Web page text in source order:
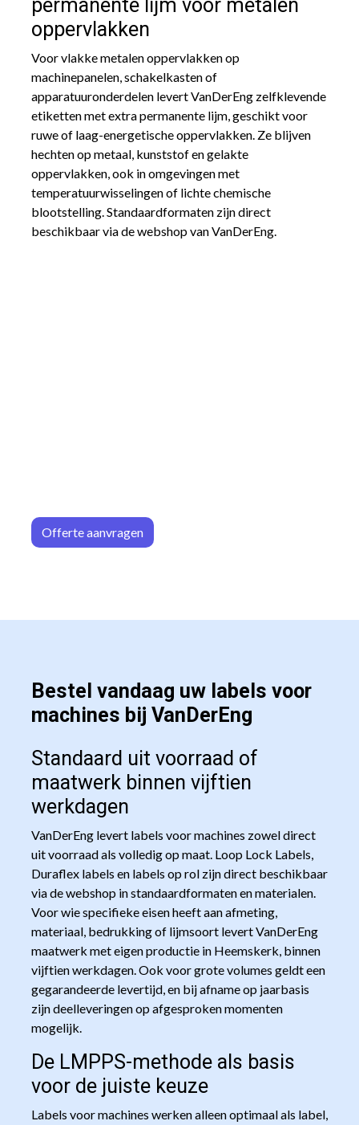
permanente lijm voor metalen
oppervlakken
Voor vlakke metalen oppervlakken op
machinepanelen, schakelkasten of
apparatuuronderdelen levert VanDerEng zelfklevende
etiketten met extra permanente lijm, geschikt voor
ruwe of laag-energetische oppervlakken. Ze blijven
hechten op metaal, kunststof en gelakte
oppervlakken, ook in omgevingen met
temperatuurwisselingen of lichte chemische
blootstelling. Standaardformaten zijn direct
beschikbaar via de webshop van VanDerEng.
Offerte aan​​vrag​​en
Bestel vandaag uw labels voor
machines bij VanDerEng
Standaard uit voorraad of
maatwerk binnen vijftien
werkdagen
VanDerEng levert labels voor machines zowel direct
uit voorraad als volledig op maat. Loop Lock Labels,
Duraflex labels en labels op rol zijn direct beschikbaar
via de webshop in standaardformaten en materialen.
Voor wie specifieke eisen heeft aan afmeting,
materiaal, bedrukking of lijmsoort levert VanDerEng
maatwerk met eigen productie in Heemskerk, binnen
vijftien werkdagen. Ook voor grote volumes geldt een
gegarandeerde levertijd, en bij afname op jaarbasis
zijn deelleveringen op afgesproken momenten
mogelijk.
De LMPPS-methode als basis
voor de juiste keuze
Labels voor machines werken alleen optimaal als label,